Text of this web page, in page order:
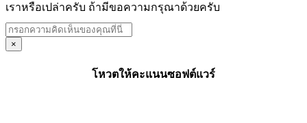
เราหรือเปล่าครับ ถ้ามีขอความกรุณาด้วยครับ
×
โหวตให้คะแนนซอฟต์แวร์